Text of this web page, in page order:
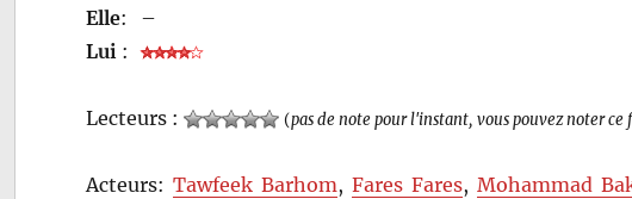
Elle:
–
Lui :
Lecteurs : (pas de note pour l'instant, vous pouvez noter ce
Acteurs:Tawfeek Barhom,Fares Fares,Mohammad